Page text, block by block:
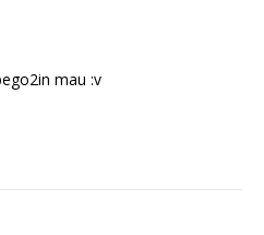
mau :v